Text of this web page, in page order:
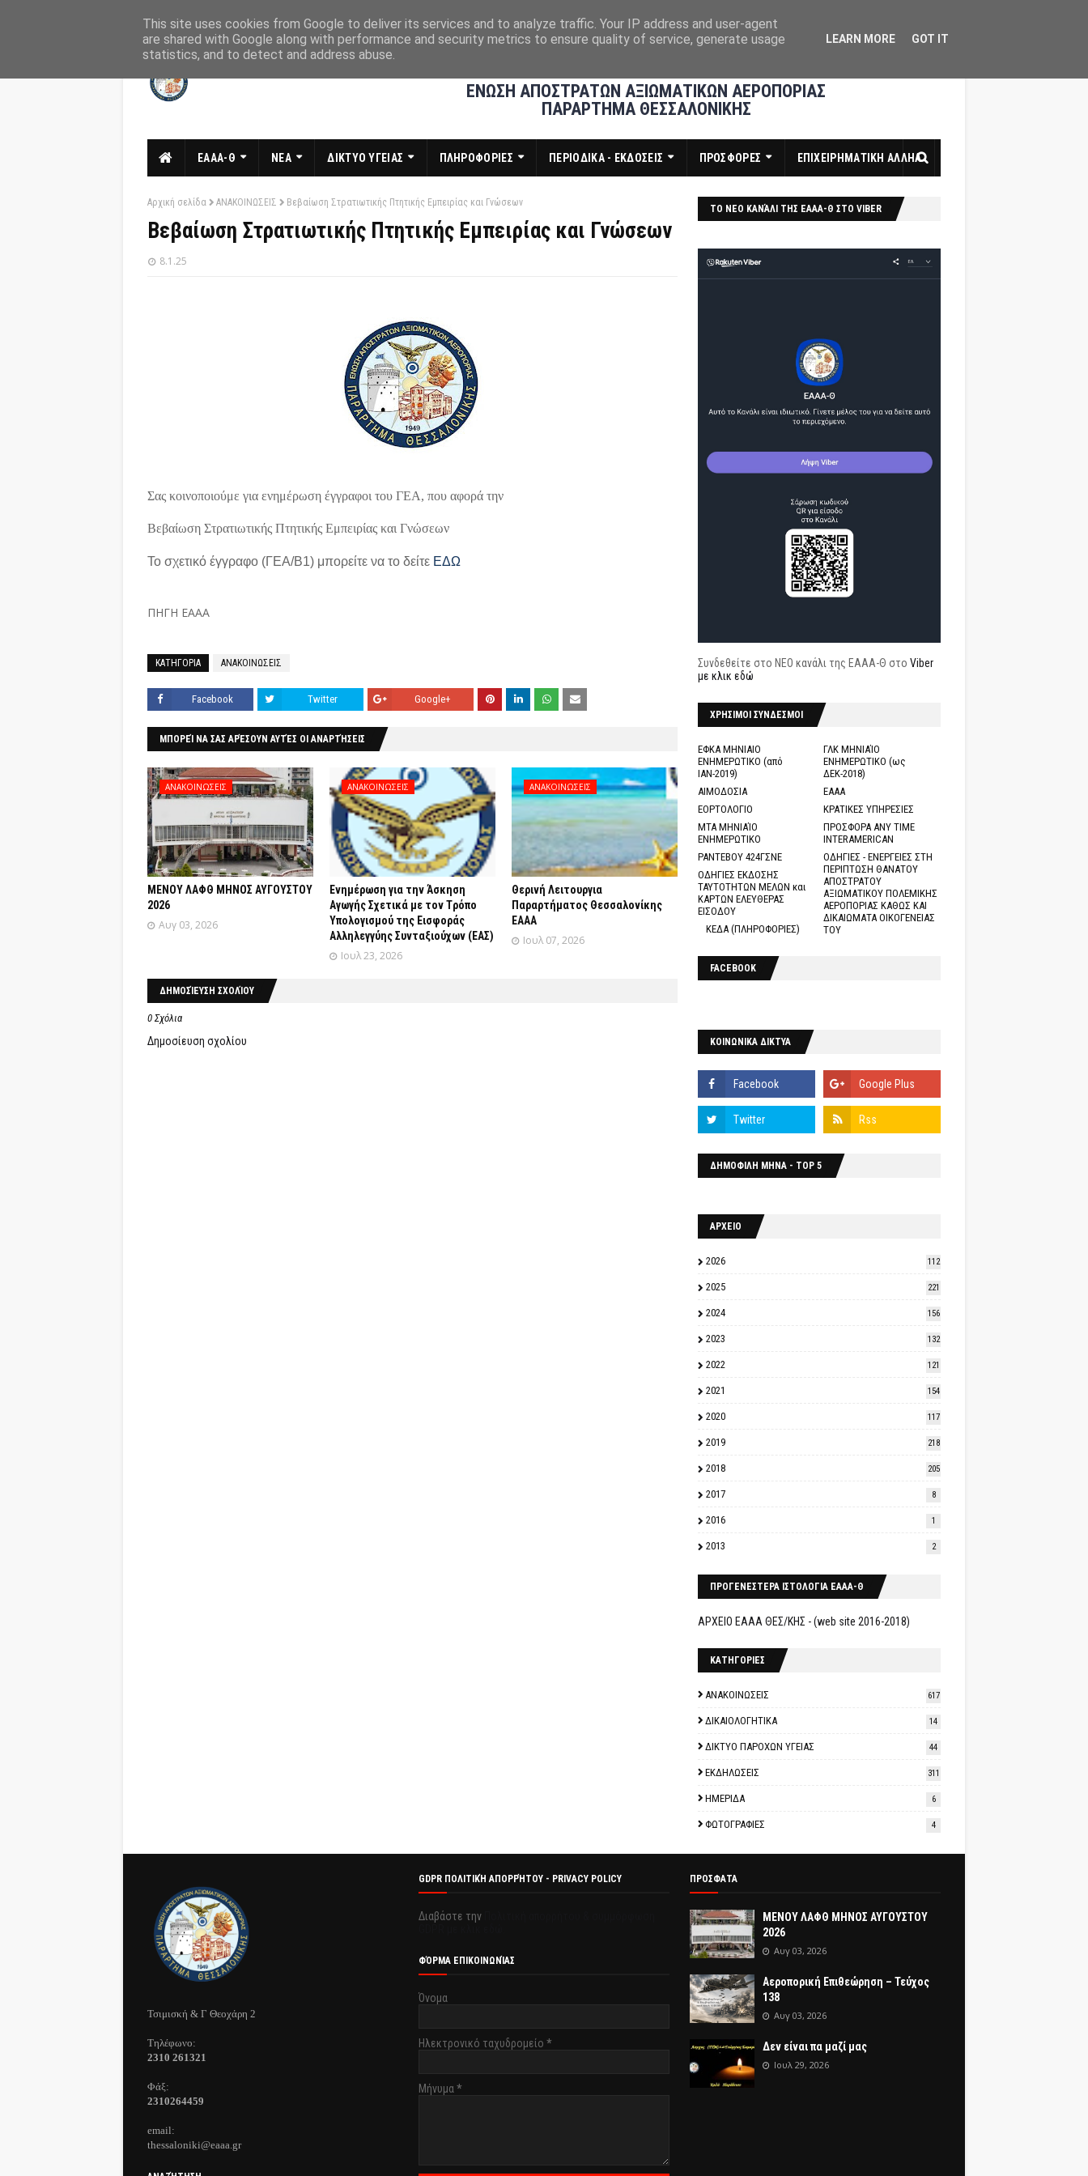
ΕΝΩΣΗ ΑΠΟΣΤΡΑΤΩΝ ΑΞΙΩΜΑΤΙΚΩΝ ΑΕΡΟΠΟΡΙΑΣ
ΠΑΡΑΡΤΗΜΑ ΘΕΣΣΑΛΟΝΙΚΗΣ
ΕΑΑΑ-Θ ΝΕΑ ΔΙΚΤΥΟ ΥΓΕΙΑΣ ΠΛΗΡΟΦΟΡΙΕΣ ΠΕΡΙΟΔΙΚΑ - ΕΚΔΟΣΕΙΣ ΠΡΟΣΦΟΡΕΣ ΕΠΙΧΕΙΡΗΜΑΤΙΚΗ ΑΛΛΗΛ
Αρχική σελίδα ΑΝΑΚΟΙΝΩΣΕΙΣ Βεβαίωση Στρατιωτικής Πτητικής Εμπειρίας και Γνώσεων
Βεβαίωση Στρατιωτικής Πτητικής Εμπειρίας και Γνώσεων
8.1.25
Σας κοινοποιούμε για ενημέρωση έγγραφοι του ΓΕΑ, που αφορά την
Βεβαίωση Στρατιωτικής Πτητικής Εμπειρίας και Γνώσεων
Το σχετικό έγγραφο (ΓΕΑ/Β1) μπορείτε να το δείτε ΕΔΩ
ΠΗΓΗ ΕΑΑΑ
ΚΑΤΗΓΟΡΙΑ ΑΝΑΚΟΙΝΩΣΕΙΣ
Facebook Twitter Google+
ΜΠΟΡΕΊ ΝΑ ΣΑΣ ΑΡΈΣΟΥΝ ΑΥΤΈΣ ΟΙ ΑΝΑΡΤΉΣΕΙΣ
ΑΝΑΚΟΙΝΩΣΕΙΣ
ΜΕΝΟΥ ΛΑΦΘ ΜΗΝΟΣ ΑΥΓΟΥΣΤΟΥ
2026
Αυγ 03, 2026
ΑΝΑΚΟΙΝΩΣΕΙΣ
Ενημέρωση για την Άσκηση
Αγωγής Σχετικά με τον Tρόπο
Yπολογισμού της Εισφοράς
Αλληλεγγύης Συνταξιούχων (ΕΑΣ)
Ιουλ 23, 2026
ΑΝΑΚΟΙΝΩΣΕΙΣ
Θερινή Λειτουργια
Παραρτήματος Θεσσαλονίκης
ΕΑΑΑ
Ιουλ 07, 2026
ΔΗΜΟΣΊΕΥΣΗ ΣΧΟΛΊΟΥ
0 Σχόλια
Δημοσίευση σχολίου
ΤΟ ΝΕΟ ΚΑΝΆΛΙ ΤΗΣ ΕΑΑΑ-Θ ΣΤΟ VIBER
Συνδεθείτε στο ΝΕΟ κανάλι της ΕΑΑΑ-Θ στο Viber
με κλικ εδώ
ΧΡΗΣΙΜΟΙ ΣΥΝΔΕΣΜΟΙ
ΕΦΚΑ ΜΗΝΙΑΙΟ
ΕΝΗΜΕΡΩΤΙΚΟ (από
ΙΑΝ-2019)
ΓΛΚ ΜΗΝΙΑΊΟ
ΕΝΗΜΕΡΩΤΙΚΟ (ως
ΔΕΚ-2018)
ΑΙΜΟΔΟΣΙΑ
ΕΑΑΑ
ΕΟΡΤΟΛΟΓΙΟ
ΚΡΑΤΙΚΕΣ ΥΠΗΡΕΣΙΕΣ
ΜΤΑ ΜΗΝΙΑΊΟ
ΕΝΗΜΕΡΩΤΙΚΟ
ΠΡΟΣΦΟΡΑ ANY TIME
INTERAMERICAN
ΡΑΝΤΕΒΟΥ 424ΓΣΝΕ
ΟΔΗΓΙΕΣ - ΕΝΕΡΓΕΙΕΣ ΣΤΗ
ΠΕΡΙΠΤΩΣΗ ΘΑΝΑΤΟΥ
ΑΠΟΣΤΡΑΤΟΥ
ΑΞΙΩΜΑΤΙΚΟΥ ΠΟΛΕΜΙΚΗΣ
ΑΕΡΟΠΟΡΙΑΣ ΚΑΘΩΣ ΚΑΙ
ΔΙΚΑΙΩΜΑΤΑ ΟΙΚΟΓΕΝΕΙΑΣ
ΤΟΥ
ΟΔΗΓΙΕΣ ΕΚΔΟΣΗΣ
ΤΑΥΤΟΤΗΤΩΝ ΜΕΛΩΝ και
ΚΑΡΤΩΝ ΕΛΕΥΘΕΡΑΣ
ΕΙΣΟΔΟΥ
ΚΕΔΑ (ΠΛΗΡΟΦΟΡΙΕΣ)
FACEBOOK
ΚΟΙΝΩΝΙΚΑ ΔΙΚΤΥΑ
ΔΗΜΟΦΙΛΗ ΜΗΝΑ - TOP 5
ΑΡΧΕΙΟ
2026 112
2025 221
2024 156
2023 132
2022 121
2021 154
2020 117
2019 218
2018 205
2017 8
2016 1
2013 2
ΠΡΟΓΕΝΕΣΤΕΡΑ ΙΣΤΟΛΟΓΙΑ ΕΑΑΑ-Θ
ΑΡΧΕΙΟ ΕΑΑΑ ΘΕΣ/ΚΗΣ - (web site 2016-2018)
ΚΑΤΗΓΟΡΙΕΣ
ΑΝΑΚΟΙΝΩΣΕΙΣ 617
ΔΙΚΑΙΟΛΟΓΗΤΙΚΑ 14
ΔΙΚΤΥΟ ΠΑΡΟΧΩΝ ΥΓΕΙΑΣ 44
ΕΚΔΗΛΩΣΕΙΣ 311
ΗΜΕΡΙΔΑ 6
ΦΩΤΟΓΡΑΦΙΕΣ 4
Τσιμισκή & Γ Θεοχάρη 2
Τηλέφωνo:
2310 261321
Φάξ:
2310264459
email:
thessaloniki@eaaa.gr
GDPR ΠΟΛΙΤΙΚΉ ΑΠΟΡΡΉΤΟΥ - PRIVACY POLICY
Διαβάστε την
ΦΌΡΜΑ ΕΠΙΚΟΙΝΩΝΊΑΣ
Όνομα
Ηλεκτρονικό ταχυδρομείο *
Μήνυμα*
ΠΡΟΣΦΑΤΑ
ΜΕΝΟΥ ΛΑΦΘ ΜΗΝΟΣ ΑΥΓΟΥΣΤΟΥ
2026
Αυγ 03, 2026
Αεροπορική Επιθεώρηση – Τεύχος
138
Αυγ 03, 2026
Δεν είναι πα μαζί μας
Ιουλ 29, 2026
This site uses cookies from Google to deliver its services and to analyze traffic. Your IP address and user-agent
are shared with Google along with performance and security metrics to ensure quality of service, generate usage
statistics, and to detect and address abuse.
LEARN MORE GOT IT